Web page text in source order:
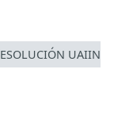
UAIIN